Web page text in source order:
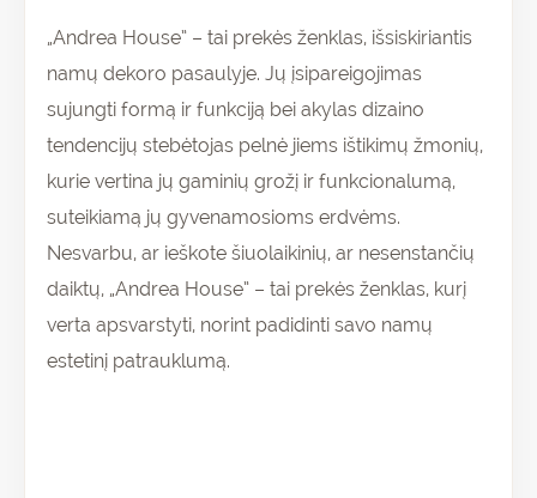
„Andrea House” – tai prekės ženklas, išsiskiriantis
namų dekoro pasaulyje. Jų įsipareigojimas
sujungti formą ir funkciją bei akylas dizaino
tendencijų stebėtojas pelnė jiems ištikimų žmonių,
kurie vertina jų gaminių grožį ir funkcionalumą,
suteikiamą jų gyvenamosioms erdvėms.
Nesvarbu, ar ieškote šiuolaikinių, ar nesenstančių
daiktų, „Andrea House” – tai prekės ženklas, kurį
verta apsvarstyti, norint padidinti savo namų
estetinį patrauklumą.